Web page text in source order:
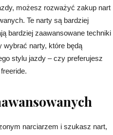
możesz rozważyć zakup nart
Te narty są bardziej
bardziej zaawansowane techniki
wybrać narty, które będą
stylu jazdy – czy preferujesz
narciarzem i szukasz nart,